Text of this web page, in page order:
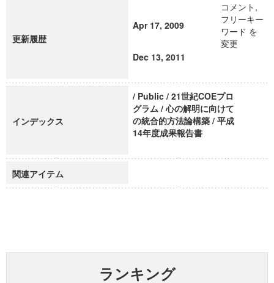
更新履歴
Apr 17, 2009
コメント,
フリーキー
ワード を
変更
Dec 13, 2011
インデックス
/ Public / 21世紀COEプロ
グラム / 心の解明に向けて
の統合的方法論構築 / 平成
14年度成果報告書
関連アイテム
ランキング